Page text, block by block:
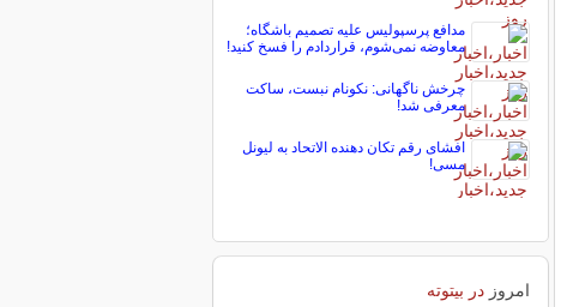
مدافع پرسپولیس علیه تصمیم باشگاه؛
معاوضه نمی‌شوم، قراردادم را فسخ کنید!
چرخش ناگهانی: نکونام نبست، ساکت
معرفی شد!
افشای رقم تکان دهنده الاتحاد به لیونل
مسی!
امروز در بیتوته